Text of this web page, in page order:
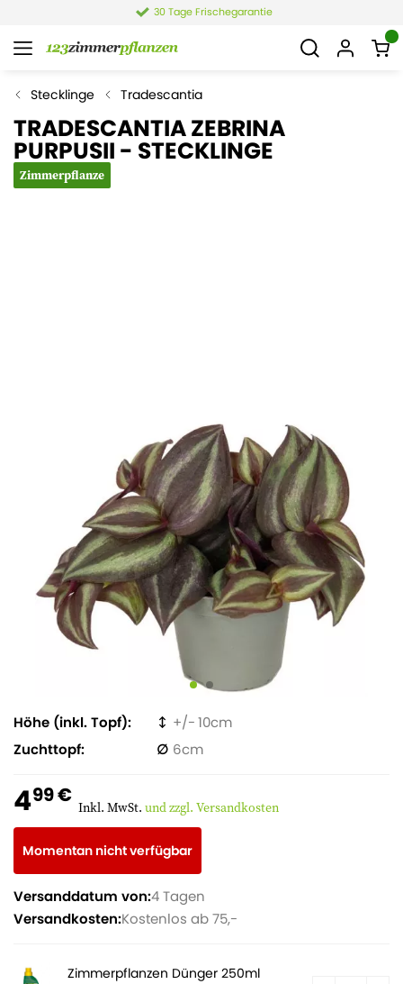
30 Tage Frischegarantie
Stecklinge Tradescantia
TRADESCANTIA ZEBRINA
PURPUSII - STECKLINGE
Zimmerpflanze
Höhe (inkl. Topf)
10
Zuchttopf
6
499 € Inkl. MwSt. und zzgl. Versandkosten
Momentan nicht verfügbar
Versanddatum von:4 Tagen
Versandkosten:Kostenlos ab 75,-
Zimmerpflanzen Dünger 250ml